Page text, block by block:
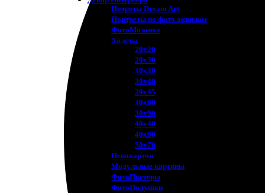
Потреты Dream Art
Портреты по фото акрилом
ФотоМозаика
Холсты
20х20
20х30
30х30
30х40
20х45
30х60
30х90
40х40
40х60
50х70
Пенокартон
Модульные картины
ФотоПостеры
ФотоПодушки